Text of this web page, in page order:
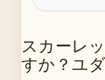
スカーレ
すか？ユ